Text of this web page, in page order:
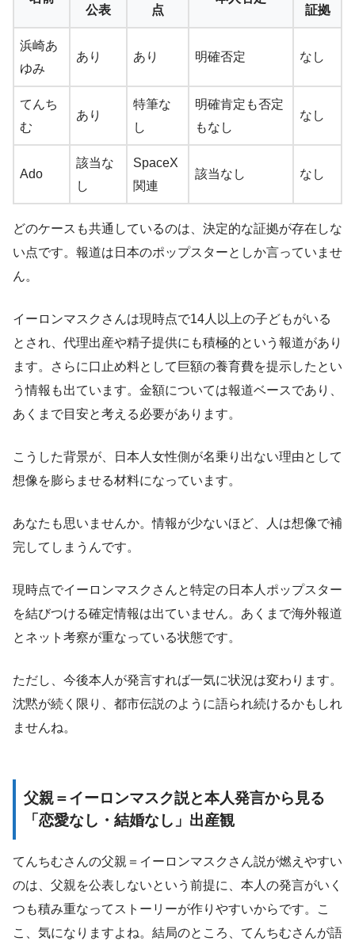
公表
点
証拠
浜崎あ
ゆみ
あり あり 明確否定 なし
てんち
む
あり
特筆な
し
明確肯定も否定
もなし
なし
Ado
該当な
し
SpaceX
関連
該当なし なし
どのケースも共通しているのは、決定的な証拠が存在しな
い点です。報道は日本のポップスターとしか言っていませ
ん。
イーロンマスクさんは現時点で14人以上の子どもがいる
とされ、代理出産や精子提供にも積極的という報道があり
ます。さらに口止め料として巨額の養育費を提示したとい
う情報も出ています。金額については報道ベースであり、
あくまで目安と考える必要があります。
こうした背景が、日本人女性側が名乗り出ない理由として
想像を膨らませる材料になっています。
あなたも思いませんか。情報が少ないほど、人は想像で補
完してしまうんです。
現時点でイーロンマスクさんと特定の日本人ポップスター
を結びつける確定情報は出ていません。あくまで海外報道
とネット考察が重なっている状態です。
ただし、今後本人が発言すれば一気に状況は変わります。
沈黙が続く限り、都市伝説のように語られ続けるかもしれ
ませんね。
父親＝イーロンマスク説と本人発言から見る
「恋愛なし・結婚なし」出産観
てんちむさんの父親＝イーロンマスクさん説が燃えやすい
のは、父親を公表しないという前提に、本人の発言がいく
つも積み重なってストーリーが作りやすいからです。こ
こ、気になりますよね。結局のところ、てんちむさんが語